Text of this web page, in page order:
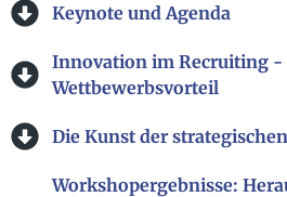
Keynote und Agenda
Innovation im Recruiting -
Wettbewerbsvorteil
Die Kunst der
Workshopergebnisse: